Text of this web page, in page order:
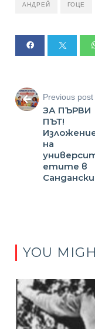
АНДРЕЙ ГОЦЕ
Previous post
ЗА ПЪРВИ
ПЪТ!
на
етите в
Сандански
YOU